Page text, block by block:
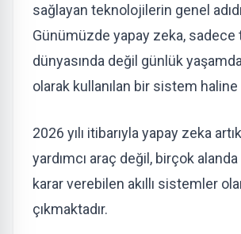
sağlayan teknolojilerin genel
Günümüzde yapay zeka, sadece
dünyasında değil günlük
olarak kullanılan bir sistem
2026 yılı itibarıyla yapay zeka
yardımcı araç değil, birçok
karar verebilen akıllı sistemler
çıkmaktadır.